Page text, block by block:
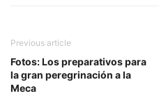
Previous article
Fotos: Los preparativos para
la gran peregrinación a la
Meca